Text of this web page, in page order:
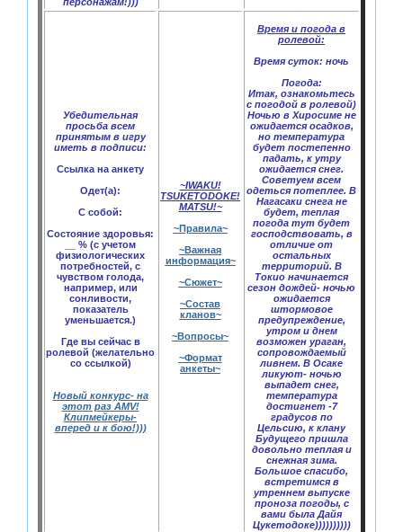
Убедительная
просьба всем
принятым в игру
иметь в подписи:
Ссылка на анкету
Одет(а):
С собой:
Состояние здоровья:
__ % (с учетом
физиологических
потребностей, с
чувством голода,
например, или
сонливости,
показатель
уменьшается.)
Где вы сейчас в
ролевой (желательно
со ссылкой)
Новый конкурс- на
этот раз AMV!
Клипмейкеры-
вперед и к бою!)))
~IWAKU!
TSUKETODOKE!
MATSU!~
~Правила~
~Важная
информация~
~Сюжет~
~Состав
кланов~
~Вопросы~
~Формат
анкеты~
Время и погода в
ролевой:
Время суток: ночь
Погода:
Итак, ознакомьтесь
с погодой в ролевой)
Ночью в Хиросиме не
ожидается осадков,
но температура
будет постепенно
падать, к утру
ожидается снег.
Советуем всем
одеться потеплее. В
Нагасаки снега не
будет, теплая
погода тут будет
господствовать, в
отличие от
остальных
территорий. В
Токио начинается
сезон дождей- ночью
ожидается
штормовое
предупреждение,
утром и днем
возможен ураган,
сопровождаемый
ливнем. В Осаке
ликуют- ночью
выпадет снег,
температура
достигнет -7
градусов по
Цельсию, к клану
Будущего пришла
довольно теплая и
снежная зима.
Большое спасибо,
встретимся в
утреннем выпуске
проноза погоды, с
вами была Дайя
Цукетодоке))))))))))